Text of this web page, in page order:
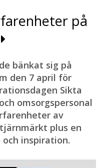
på
bänkat sig på
den 7 april för
Sikta
omsorgspersonal
av
plus en
inspiration.